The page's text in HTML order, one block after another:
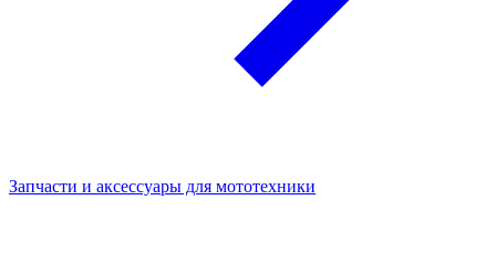
Запчасти и аксессуары для мототехники